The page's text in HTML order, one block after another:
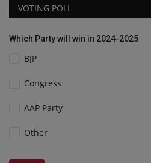
VOTING POLL
Which Party will win in 2024-2025
BJP
Congress
AAP Party
Other